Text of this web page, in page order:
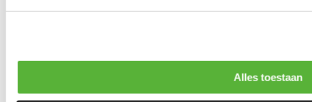
Alles toestaan
Remleidingen
Remvloeistoffen